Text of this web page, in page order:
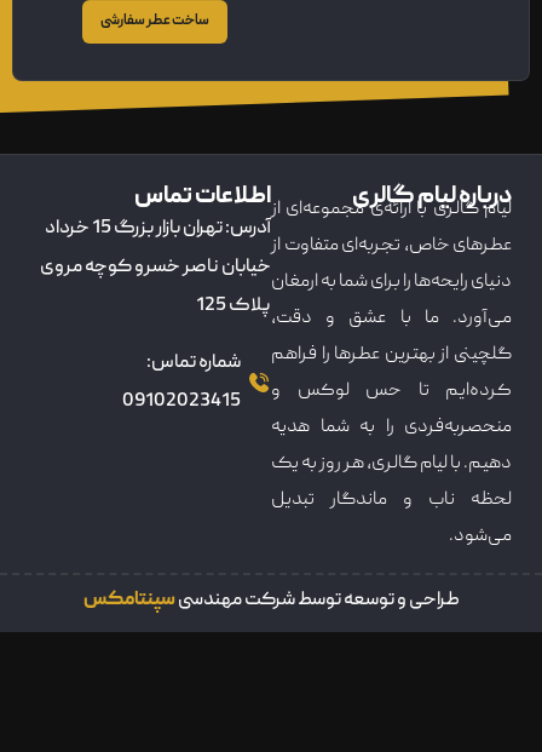
ساخت عطر سفارشی
درباره لیام گالری
لیام گالری با ارائه‌ی مجموعه‌ای از
عطرهای خاص، تجربه‌ای متفاوت از
دنیای رایحه‌ها را برای شما به ارمغان
می‌آورد. ما با عشق و دقت،
گلچینی از بهترین عطرها را فراهم
کرده‌ایم تا حس لوکس و
منحصربه‌فردی را به شما هدیه
دهیم. با لیام گالری، هر روز به یک
لحظه ناب و ماندگار تبدیل
می‌شود.
اطلاعات تماس
آدرس: تهران بازار بزرگ 15 خرداد
خیابان ناصر خسرو کوچه مروی
پلاک 125
شماره تماس:
09102023415
طراحی و توسعه توسط شرکت مهندسیسپنتامکس